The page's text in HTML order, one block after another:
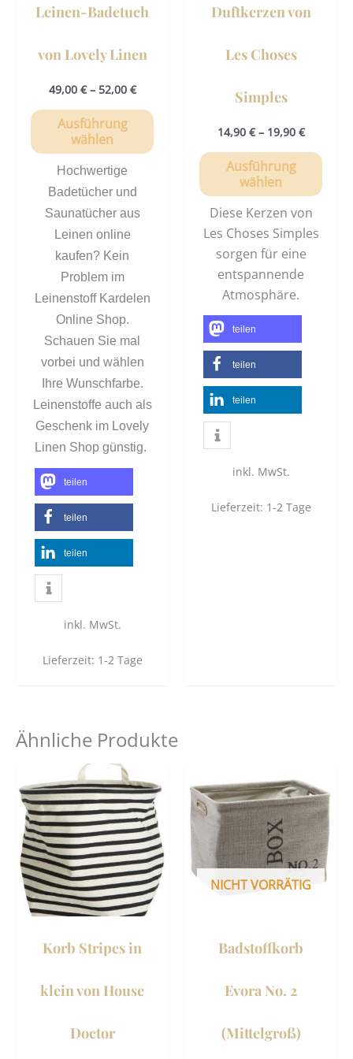
Leinen-Badetuch
von Lovely Linen
49,00 €– 52,00 €
Ausführung
wählen
Produktseite
Hochwertige
Badetücher und
Saunatücher aus
Leinen online
kaufen? Kein
Problem im
Leinenstoff Kardelen
Online Shop.
Schauen Sie mal
vorbei und wählen
Ihre Wunschfarbe.
Leinenstoffe auch als
Geschenk im Lovely
Linen Shop günstig.
teilen
teilen
teilen
inkl. MwSt.
Lieferzeit: 1-2 Tage
Duftkerzen von
Les Choses
Simples
14,90 €– 19,90 €
Ausführung
wählen
Diese Kerzen von
Les Choses Simples
sorgen für eine
entspannende
Atmosphäre.
teilen
teilen
teilen
inkl. MwSt.
Lieferzeit: 1-2 Tage
Ähnliche Produkte
Korb Stripes in
klein von House
Doctor
NICHT VORRÄTIG
Badstoffkorb
Evora No. 2
(Mittelgroß)